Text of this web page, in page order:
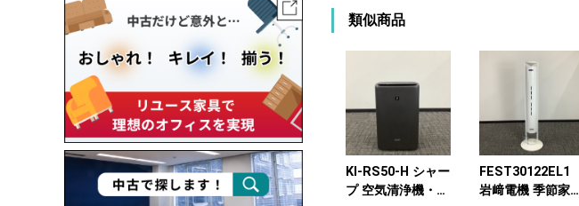
類似商品
KI-RS50-H シャー
プ 空気清浄機・加
FEST30122EL1
岩﨑電機 季節家電